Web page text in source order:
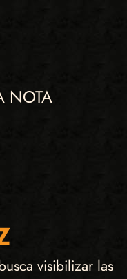
NOTA
visibilizar las